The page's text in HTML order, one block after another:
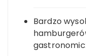
Bardzo